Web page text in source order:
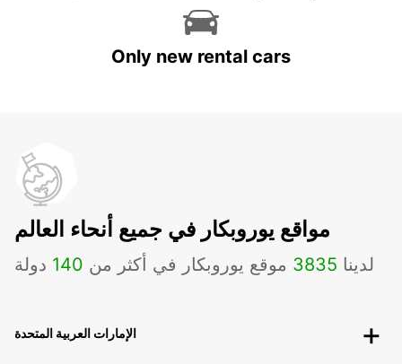
Only new rental cars
مواقع يوروبكار في جميع أنحاء العالم
لدينا 3835 موقع يوروبكار في أكثر من 140 دولة
الإمارات العربية المتحدة